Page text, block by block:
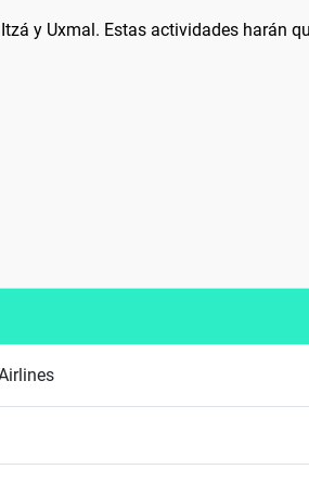
y Uxmal. Estas actividades harán